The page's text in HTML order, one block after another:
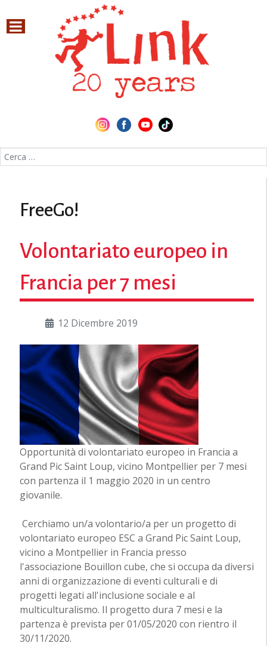
Cerca nel sito
FreeGo!
Volontariato europeo in
Francia per 7 mesi
12 Dicembre 2019
Opportunità di volontariato europeo in Francia a
Grand Pic Saint Loup, vicino Montpellier per 7 mesi
con partenza il 1 maggio 2020 in un centro
giovanile.
Cerchiamo un/a volontario/a per un progetto di
volontariato europeo ESC a Grand Pic Saint Loup,
vicino a Montpellier in Francia presso
l'associazione Bouillon cube, che si occupa da diversi
anni di organizzazione di eventi culturali e di
progetti legati all'inclusione sociale e al
multiculturalismo. Il progetto dura 7 mesi e la
partenza è prevista per 01/05/2020 con rientro il
30/11/2020.